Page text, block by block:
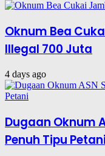
Oknum Bea
Illegal 700 Juta
4 days ago
Dugaan Oknum
Penuh Tipu Petani